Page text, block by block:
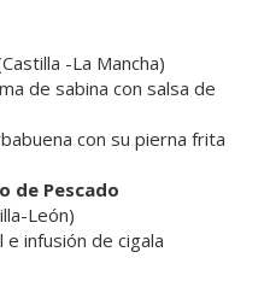
-La Mancha)
de sabina con salsa de
con su pierna frita
de Pescado
León)
e infusión de cigala